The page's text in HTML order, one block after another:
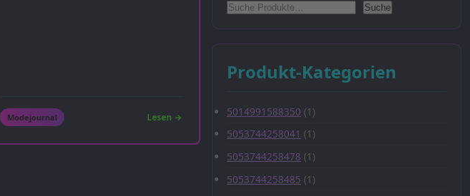
Modejournal Lesen →
Suche
Produkt-Kategorien
5014991588350 (1)
5053744258041 (1)
5053744258478 (1)
5053744258485 (1)